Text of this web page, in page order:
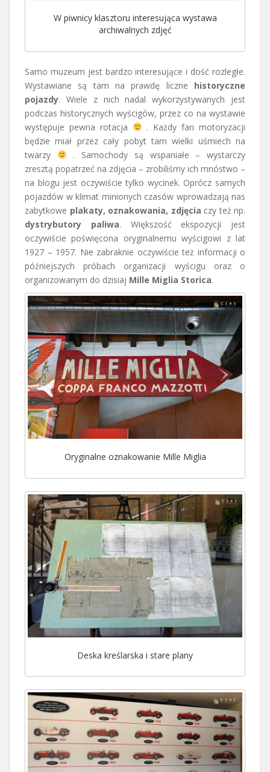
W piwnicy klasztoru interesująca wystawa
archiwalnych zdjęć
Samo muzeum jest bardzo interesujące i dość rozległe.
Wystawiane są tam na prawdę liczne historyczne
pojazdy. Wiele z nich nadal wykorzystywanych jest
podczas historycznych wyścigów, przez co na wystawie
występuje pewna rotacja
. Każdy fan motoryzacji
będzie miał przez cały pobyt tam wielki uśmiech na
twarzy
. Samochody są wspaniałe – wystarczy
zresztą popatrzeć na zdjęcia – zrobiliśmy ich mnóstwo –
na blogu jest oczywiście tylko wycinek. Oprócz samych
pojazdów w klimat minionych czasów wprowadzają nas
zabytkowe plakaty, oznakowania, zdjęcia czy też np.
dystrybutory paliwa. Większość ekspozycji jest
oczywiście poświęcona oryginalnemu wyścigowi z lat
1927 – 1957. Nie zabraknie oczywiście też informacji o
późniejszych próbach organizacji wyścigu oraz o
organizowanym do dzisiaj Mille Miglia Storica.
Oryginalne oznakowanie Mille Miglia
Deska kreślarska i stare plany